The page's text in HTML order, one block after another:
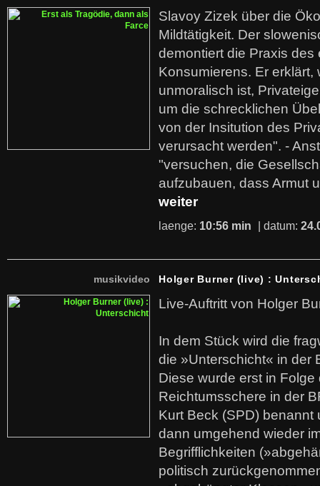
Slavoy Zizek über die
Mildtätigkeit. Der
demontiert die Praxis des
Konsumierens. Er erklärt,
unmoralisch ist,
um die schrecklichen
von der Insitution des
verursacht werden". -
"versuchen, die
aufzubauen, dass Armut
weiter
laenge: 10:56 min | datum:
musikvideo Holger Burner (live) :
Live-Auftritt von Holger
In dem Stück wird die
die »Unterschicht« in der
Diese wurde erst in
Reichtumsschere in der
Kurt Beck (SPD)
dann umgehend wieder
Begrifflichkeiten
politisch